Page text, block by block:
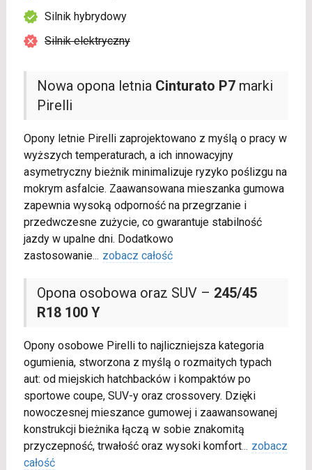
Nowa opona letnia Cinturato P7marki
Pirelli
Opony letnie Pirelli zaprojektowano z myślą o pracy w
wyższych temperaturach, a ich innowacyjny
asymetryczny bieżnik minimalizuje ryzyko poślizgu na
mokrym asfalcie. Zaawansowana mieszanka gumowa
zapewnia wysoką odporność na przegrzanie i
przedwczesne zużycie, co gwarantuje stabilność
jazdy w upalne dni. Dodatkowo
zastosowanie... zobacz całość
Opona osobowa oraz SUV – 245/45
R18 100 Y
Opony osobowe Pirelli to najliczniejsza kategoria
ogumienia, stworzona z myślą o rozmaitych typach
aut: od miejskich hatchbacków i kompaktów po
sportowe coupe, SUV-y oraz crossovery. Dzięki
nowoczesnej mieszance gumowej i zaawansowanej
konstrukcji bieżnika łączą w sobie znakomitą
przyczepność, trwałość oraz wysoki komfort... zobacz
całość
Silnik hybrydowy
Silnik elektryczny